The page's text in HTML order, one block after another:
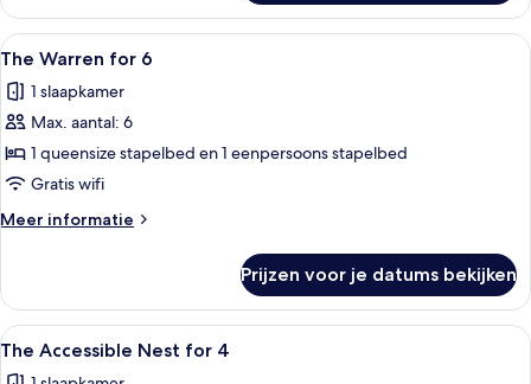
Nest
for
4
Alle
foto's
voor
The
Warren
for
6
laden
The Warren for 6 | Gratis wifi,
8
The Warren for 6
1 slaapkamer
Max. aantal: 6
1 queensize stapelbed en 1 eenpersoons stapelbed
Gratis wifi
Meer informatie
Meer
Warren
for
6
Prijzen voor je datums bekijken
Alle
foto's
Een stapelbed met bureau en stoel,
8
The Accessible Nest for 4